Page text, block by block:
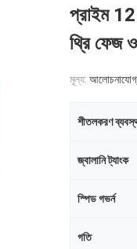
প্রাইম 12
থ্রি ফেজ
মূল্য:
শীতলকরণ
জ্বালানি ট্যাংক
স্পিড গভর্ন
গতি